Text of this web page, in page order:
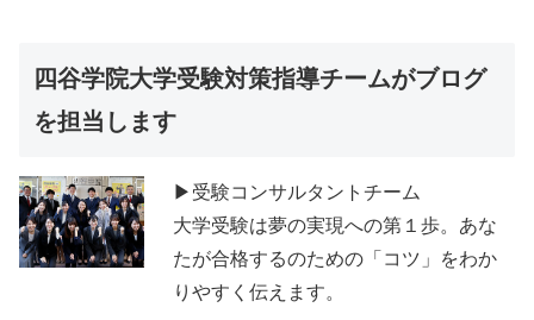
四谷学院大学受験対策指導チームがブログ
を担当します
▶受験コンサルタントチーム
大学受験は夢の実現への第１歩。あな
たが合格するのための「コツ」をわか
りやすく伝えます。